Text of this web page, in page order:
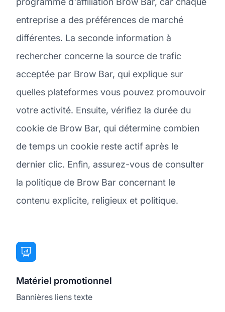
entreprise a des préférences de marché
différentes. La seconde information à
rechercher concerne la source de trafic
acceptée par Brow Bar, qui explique sur
quelles plateformes vous pouvez promouvoir
votre activité. Ensuite, vérifiez la durée du
cookie de Brow Bar, qui détermine combien
de temps un cookie reste actif après le
dernier clic. Enfin, assurez-vous de consulter
la politique de Brow Bar concernant le
contenu explicite, religieux et politique.
Matériel promotionnel
Bannières liens texte